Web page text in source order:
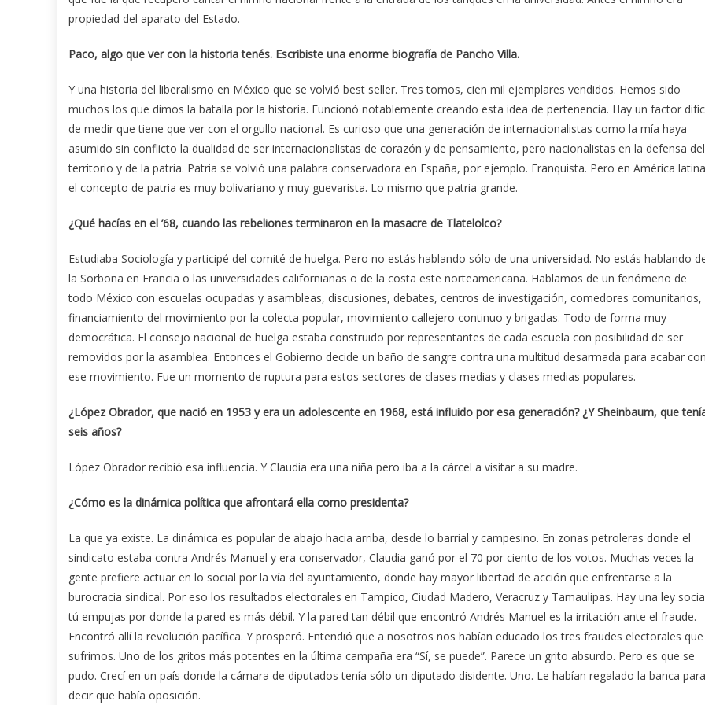
propiedad del aparato del Estado.
Paco, algo que ver con la historia tenés. Escribiste una enorme biografía de Pancho Villa.
Y una historia del liberalismo en México que se volvió best seller. Tres tomos, cien mil ejemplares vendidos. Hemos sido
muchos los que dimos la batalla por la historia. Funcionó notablemente creando esta idea de pertenencia. Hay un factor
de medir que tiene que ver con el orgullo nacional. Es curioso que una generación de internacionalistas como la mía haya
asumido sin conflicto la dualidad de ser internacionalistas de corazón y de pensamiento, pero nacionalistas en la defensa del
territorio y de la patria. Patria se volvió una palabra conservadora en España, por ejemplo. Franquista. Pero en América latina
el concepto de patria es muy bolivariano y muy guevarista. Lo mismo que patria grande.
¿Qué hacías en el ’68, cuando las rebeliones terminaron en la masacre de Tlatelolco?
Estudiaba Sociología y participé del comité de huelga. Pero no estás hablando sólo de una universidad. No estás hablando
la Sorbona en Francia o las universidades californianas o de la costa este norteamericana. Hablamos de un fenómeno de
todo México con escuelas ocupadas y asambleas, discusiones, debates, centros de investigación, comedores comunitarios,
financiamiento del movimiento por la colecta popular, movimiento callejero continuo y brigadas. Todo de forma muy
democrática. El consejo nacional de huelga estaba construido por representantes de cada escuela con posibilidad de ser
removidos por la asamblea. Entonces el Gobierno decide un baño de sangre contra una multitud desarmada para acabar con
ese movimiento. Fue un momento de ruptura para estos sectores de clases medias y clases medias populares.
¿López Obrador, que nació en 1953 y era un adolescente en 1968, está influido por esa generación? ¿Y Sheinbaum, que
seis años?
López Obrador recibió esa influencia. Y Claudia era una niña pero iba a la cárcel a visitar a su madre.
¿Cómo es la dinámica política que afrontará ella como presidenta?
La que ya existe. La dinámica es popular de abajo hacia arriba, desde lo barrial y campesino. En zonas petroleras donde el
sindicato estaba contra Andrés Manuel y era conservador, Claudia ganó por el 70 por ciento de los votos. Muchas veces la
gente prefiere actuar en lo social por la vía del ayuntamiento, donde hay mayor libertad de acción que enfrentarse a la
burocracia sindical. Por eso los resultados electorales en Tampico, Ciudad Madero, Veracruz y Tamaulipas. Hay una ley
tú empujas por donde la pared es más débil. Y la pared tan débil que encontró Andrés Manuel es la irritación ante el fraude.
Encontró allí la revolución pacífica. Y prosperó. Entendió que a nosotros nos habían educado los tres fraudes electorales que
sufrimos. Uno de los gritos más potentes en la última campaña era “Sí, se puede”. Parece un grito absurdo. Pero es que se
pudo. Crecí en un país donde la cámara de diputados tenía sólo un diputado disidente. Uno. Le habían regalado la banca para
decir que había oposición.